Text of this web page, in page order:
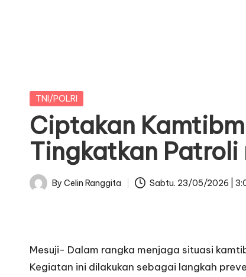
Posted
TNI/POLRI
Ciptakan
Tingkatkan
Posted
By Celin Ranggita Sabtu. 23/05/2026 |
Mesuji- Dalam rangka menjaga situasi
Kegiatan ini dilakukan sebagai langkah